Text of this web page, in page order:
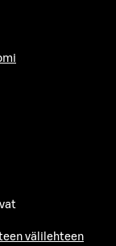
välilehteen